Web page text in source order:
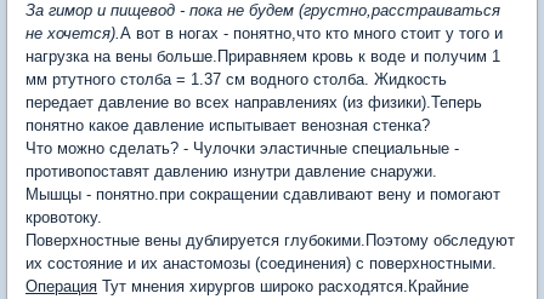
За гимор и пищевод - пока не будем (грустно,расстраиваться
не хочется).А вот в ногах - понятно,что кто много стоит у того и
нагрузка на вены больше.Приравняем кровь к воде и получим 1
мм ртутного столба = 1.37 см водного столба. Жидкость
передает давление во всех направлениях (из физики).Теперь
понятно какое давление испытывает венозная стенка?
Что можно сделать? - Чулочки эластичные специальные -
противопоставят давлению изнутри давление снаружи.
Мышцы - понятно.при сокращении сдавливают вену и помогают
кровотоку.
Поверхностные вены дублируется глубокими.Поэтому обследуют
их состояние и их анастомозы (соединения) с поверхностными.
Операция Тут мнения хирургов широко расходятся.Крайние